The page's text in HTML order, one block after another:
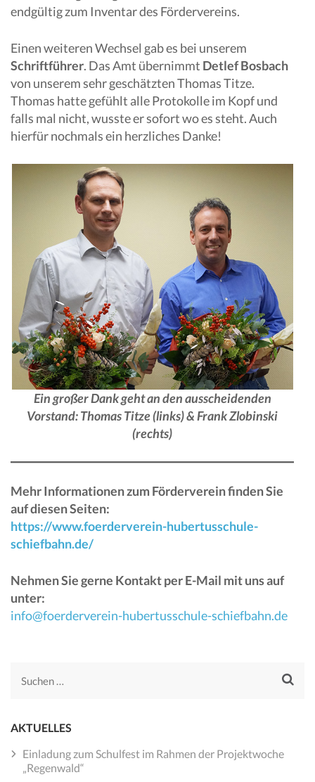
endgültig zum Inventar des Fördervereins.
Einen weiteren Wechsel gab es bei unserem
Schriftführer. Das Amt übernimmt Detlef Bosbach
von unserem sehr geschätzten Thomas Titze.
Thomas hatte gefühlt alle Protokolle im Kopf und
falls mal nicht, wusste er sofort wo es steht. Auch
hierfür nochmals ein herzliches Danke!
Ein großer Dank geht an den ausscheidenden
Vorstand: Thomas Titze (links) & Frank Zlobinski
(rechts)
Mehr Informationen zum Förderverein finden Sie
auf diesen Seiten:
https://www.foerderverein-hubertusschule-
schiefbahn.de/
Nehmen Sie gerne Kontakt per E-Mail mit uns auf
unter:
info@foerderverein-hubertusschule-schiefbahn.de
Suchen
AKTUELLES
Einladung zum Schulfest im Rahmen der Projektwoche
„Regenwald“